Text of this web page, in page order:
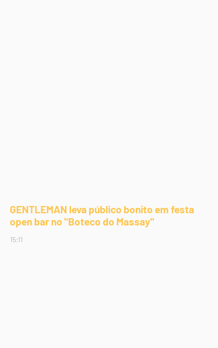
GENTLEMAN leva público bonito em festa
open bar no "Boteco do Massay"
15:11